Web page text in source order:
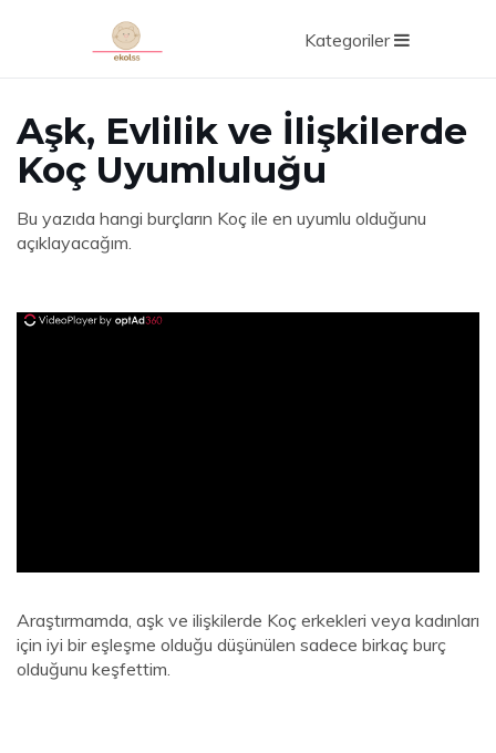
Kategoriler
Aşk, Evlilik ve İlişkilerde
Koç Uyumluluğu
Bu yazıda hangi burçların Koç ile en uyumlu olduğunu
açıklayacağım.
Araştırmamda, aşk ve ilişkilerde Koç erkekleri veya kadınları
için iyi bir eşleşme olduğu düşünülen sadece birkaç burç
olduğunu keşfettim.